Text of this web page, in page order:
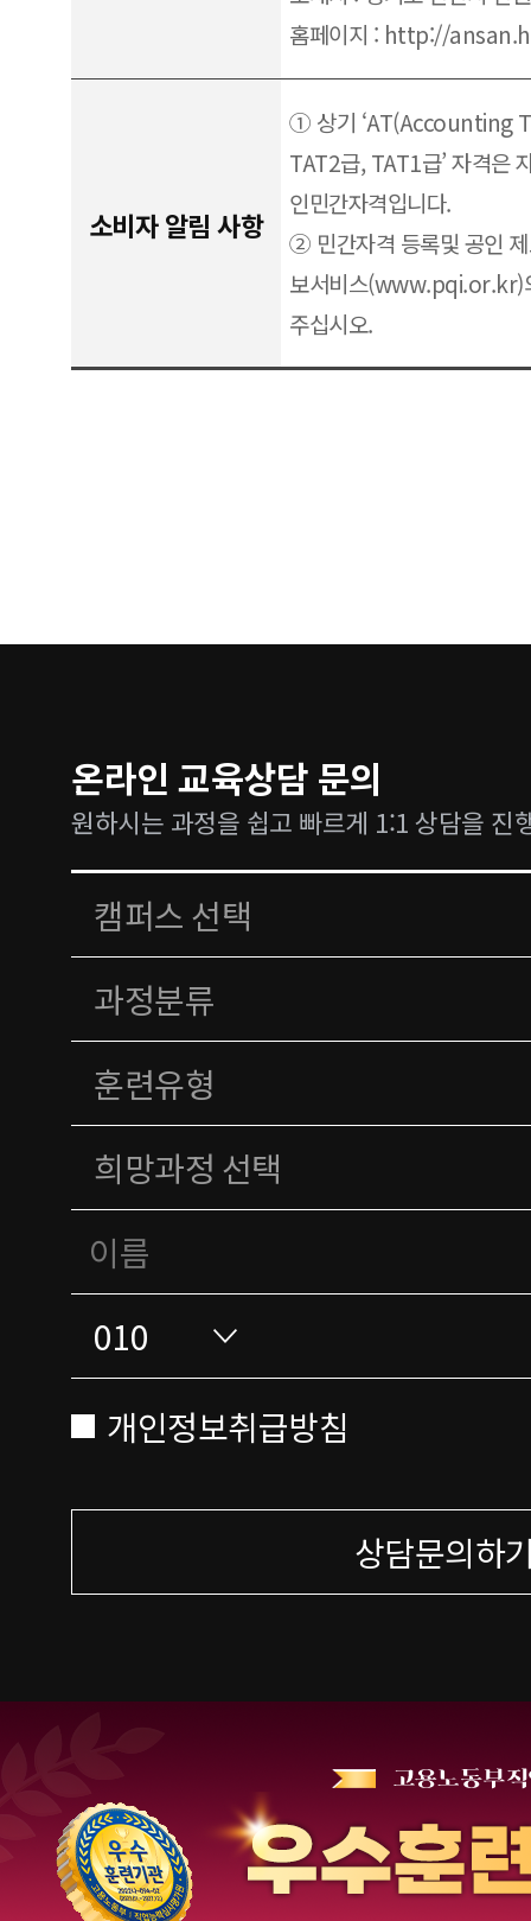
홈페이지 : http://
소비자 알림 사항
① 상기 ‘AT(Accounting
TAT2급, TAT1급’ 자격은
인민간자격입니다.
② 민간자격 등록및 공인
보서비스(www.pqi.or.kr)
주십시오.
온라인 교육상담 문의
원하시는 과정을 쉽고 빠르게 1:1 상담을 진
개인정보취급방침
상담문의하